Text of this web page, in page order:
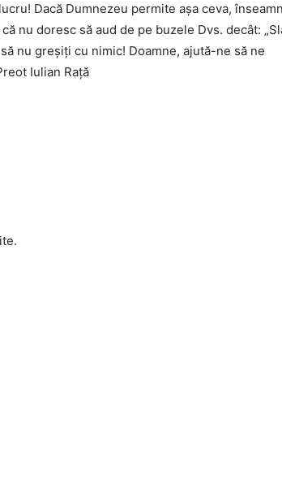
Dacă Dumnezeu permite aşa ceva,
nu doresc să aud de pe buzele Dvs. decât:
nu greşiţi cu nimic! Doamne, ajută-ne să ne
Iulian Raţă